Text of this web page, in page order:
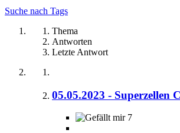
Suche nach Tags
Thema
Antworten
Letzte Antwort
05.05.2023 - Superzellen
7